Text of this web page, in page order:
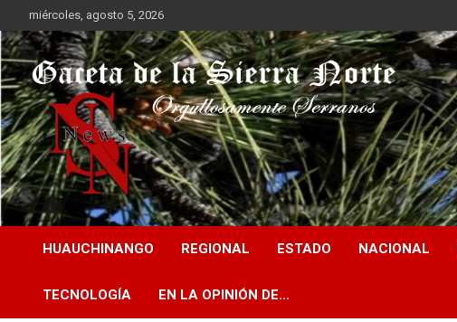
al
contenido
miércoles, agosto 5, 2026
Gaceta de la Sierra
Orgullosamente Serranos
HUAUCHINANGO REGIONAL ESTADO NACIONAL
TECNOLOGÍA EN LA OPINIÓN DE…